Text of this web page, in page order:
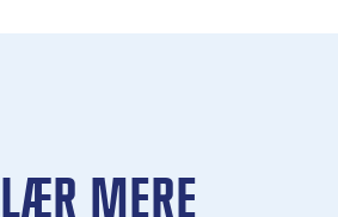
LÆR MERE